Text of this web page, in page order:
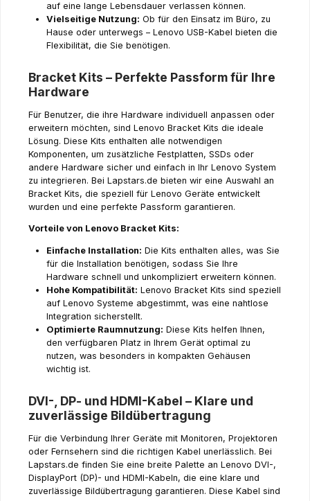
auf eine lange Lebensdauer verlassen können.
Vielseitige Nutzung: Ob für den Einsatz im Büro, zu
Hause oder unterwegs – Lenovo USB-Kabel bieten die
Flexibilität, die Sie benötigen.
Bracket Kits – Perfekte Passform für Ihre
Hardware
Für Benutzer, die ihre Hardware individuell anpassen oder
erweitern möchten, sind Lenovo Bracket Kits die ideale
Lösung. Diese Kits enthalten alle notwendigen
Komponenten, um zusätzliche Festplatten, SSDs oder
andere Hardware sicher und einfach in Ihr Lenovo System
zu integrieren. Bei Lapstars.de bieten wir eine Auswahl an
Bracket Kits, die speziell für Lenovo Geräte entwickelt
wurden und eine perfekte Passform garantieren.
Vorteile von Lenovo Bracket Kits:
Einfache Installation: Die Kits enthalten alles, was Sie
für die Installation benötigen, sodass Sie Ihre
Hardware schnell und unkompliziert erweitern können.
Hohe Kompatibilität: Lenovo Bracket Kits sind speziell
auf Lenovo Systeme abgestimmt, was eine nahtlose
Integration sicherstellt.
Optimierte Raumnutzung: Diese Kits helfen Ihnen,
den verfügbaren Platz in Ihrem Gerät optimal zu
nutzen, was besonders in kompakten Gehäusen
wichtig ist.
DVI-, DP- und HDMI-Kabel – Klare und
zuverlässige Bildübertragung
Für die Verbindung Ihrer Geräte mit Monitoren, Projektoren
oder Fernsehern sind die richtigen Kabel unerlässlich. Bei
Lapstars.de finden Sie eine breite Palette an Lenovo DVI-,
DisplayPort (DP)- und HDMI-Kabeln, die eine klare und
zuverlässige Bildübertragung garantieren. Diese Kabel sind